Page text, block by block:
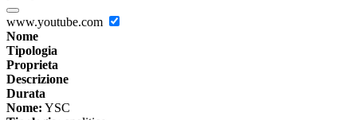
www.youtube.com
Nome
Tipologia
Proprieta
Descrizione
Durata
Nome: YSC